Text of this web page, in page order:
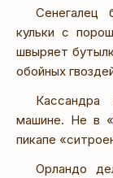
Сенегалец
кульки с
швыряет
обойных
машине. Не в
пикапе
Орландо